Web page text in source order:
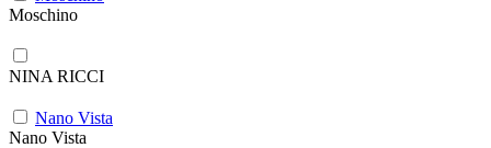
Moschino
NINA RICCI
Nano Vista
Nano Vista